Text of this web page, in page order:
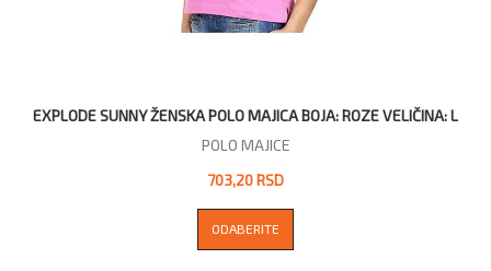
EXPLODE SUNNY ŽENSKA POLO MAJICA BOJA: ROZE VELIČINA: L
POLO MAJICE
703,20 RSD
ODABERITE